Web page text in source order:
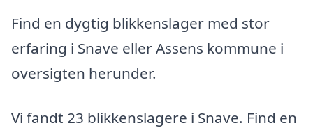
Find en dygtig blikkenslager med stor
erfaring i Snave eller Assens kommune i
oversigten herunder.
Vi fandt 23 blikkenslagere i Snave. Find en